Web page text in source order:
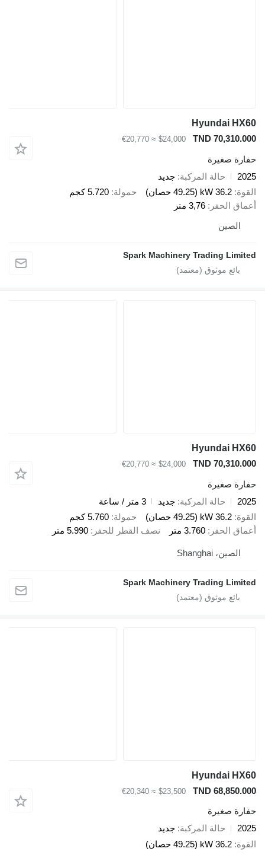
Hyundai
TND
$24,000
≈ €20,770
صغيرة
حالة المركبة جديد
36.2 kW (49.25 حصان) حمولة 5.720 كجم
الحفر 3,76 متر
الصين
Spark Machinery Trading
Hyundai
TND
$24,000
≈ €20,770
صغيرة
حالة المركبة جديد
3 متر / ساعة
36.2 kW (49.25 حصان) حمولة 5.760 كجم
الحفر 3.760 متر نصف القطر للحفر 5.990 متر
الصين، Shanghai
Spark Machinery Trading
Hyundai
TND
$23,500
≈ €20,340
صغيرة
حالة المركبة جديد
36.2 kW (49.25 حصان)